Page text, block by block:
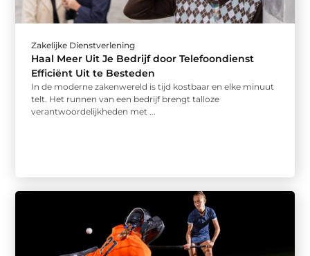
Zakelijke Dienstverlening
Haal Meer Uit Je Bedrijf door Telefoondienst
Efficiënt Uit te Besteden
In de moderne zakenwereld is tijd kostbaar en elke minuut
telt. Het runnen van een bedrijf brengt talloze
verantwoordelijkheden met ...